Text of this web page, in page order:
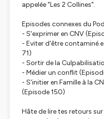
appelée "Les 2 Collines".
Episodes connexes du
- S'exprimer en CNV
- Eviter d'être
71)
- Sortir de la
- Médier un conflit
- S'initier en Famille à la
(Episode 150)
Hâte de lire tes retours